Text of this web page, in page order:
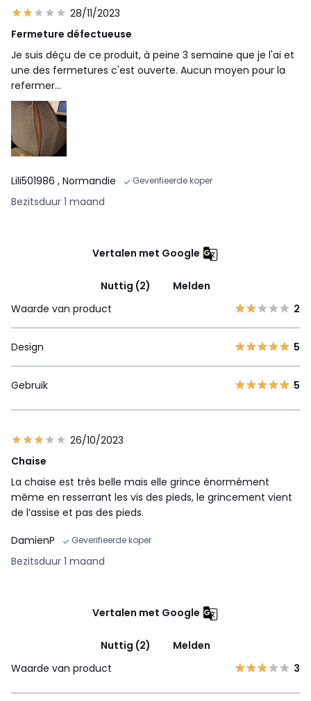
28/11/2023
Fermeture défectueuse
Je suis déçu de ce produit, à peine 3 semaine que je l'ai et
une des fermetures c'est ouverte. Aucun moyen pour la
refermer...
Lili501986 , Normandie Geverifieerde koper
Bezitsduur 1 maand
Vertalen met Google
Nuttig (2)
Melden
Waarde van product
2
Design 5
Gebruik 5
26/10/2023
Chaise
La chaise est très belle mais elle grince énormément
même en resserrant les vis des pieds, le grincement vient
de l’assise et pas des pieds.
DamienP
Geverifieerde koper
Bezitsduur 1 maand
Vertalen met Google
Nuttig (2)
Melden
Waarde van product
3